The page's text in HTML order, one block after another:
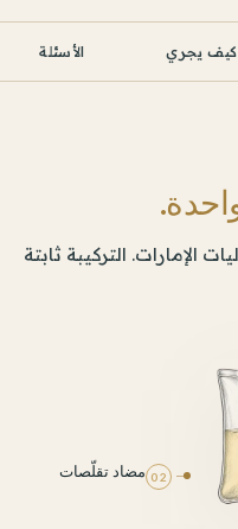
كيف يجري الأسئلة
الإمارات. التركيبة ثابتة
02 مضاد تقلّصات